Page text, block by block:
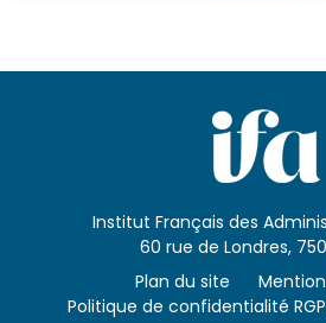
Institut Français des
60 rue de Londres,
Plan du site
Politique de confidentialité